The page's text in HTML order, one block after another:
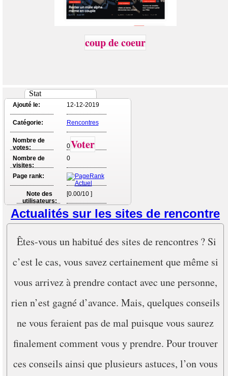
coup de coeur
Stat
Ajouté le: 12-12-2019
Catégorie: Rencontres
Nombre de
votes:
0Voter
Nombre de
visites:
0
Page rank:
Note des
utilisateurs:
[0.00/10 ]
Actualités sur les sites de rencontre
Êtes-vous un habitué des sites de rencontres ? Si
c’est le cas, vous savez certainement que même si
vous arrivez à prendre contact avec une personne,
rien n’est gagné d’avance. Mais, quelques conseils
ne vous feraient pas de mal puisque vous saurez
finalement comment vous y prendre. Pour trouver
ces conseils ainsi que plusieurs astuces, l’on vous